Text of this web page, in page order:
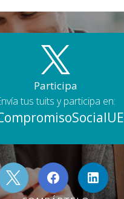
Participa
tus tuits y participa en: